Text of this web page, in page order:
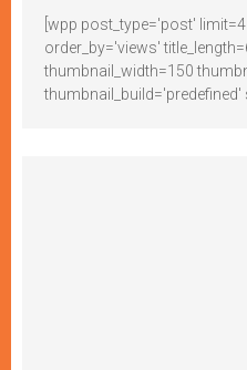
[wpp post_type='post'
order_by='views'
thumbnail_width=150
thumbnail_build='predefined'